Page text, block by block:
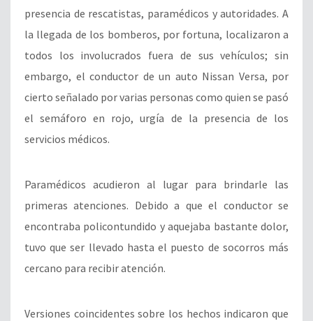
presencia de rescatistas, paramédicos y autoridades. A
la llegada de los bomberos, por fortuna, localizaron a
todos los involucrados fuera de sus vehículos; sin
embargo, el conductor de un auto Nissan Versa, por
cierto señalado por varias personas como quien se pasó
el semáforo en rojo, urgía de la presencia de los
servicios médicos.
Paramédicos acudieron al lugar para brindarle las
primeras atenciones. Debido a que el conductor se
encontraba policontundido y aquejaba bastante dolor,
tuvo que ser llevado hasta el puesto de socorros más
cercano para recibir atención.
Versiones coincidentes sobre los hechos indicaron que